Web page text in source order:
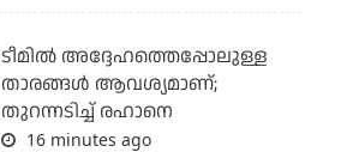
ടീമില്‍ അദ്ദേഹത്തെപ്പോലുള്ള
താരങ്ങള്‍ ആവശ്യമാണ്;
തുറന്നടിച്ച് രഹാനെ
16 minutes ago